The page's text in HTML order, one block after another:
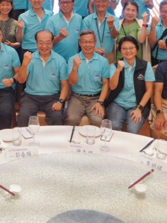
香港校友会前会长叶雅琴学姐与
杜天宝学长一家，于115年6月4日
(四)返校拜访校友处，受到校友 ...
4 版 捐款征信、其他消
息
欢迎使用「淡江大学校园征才
线上系统」